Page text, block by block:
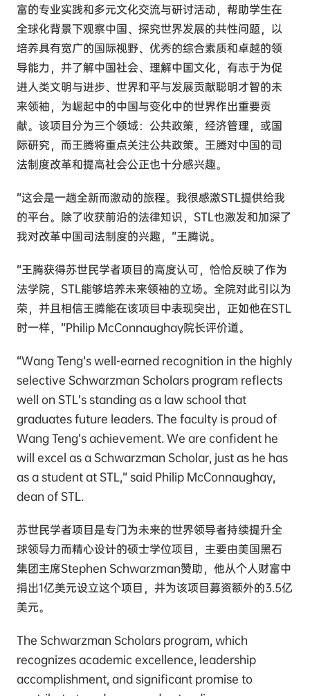
富的专业实践和多元文化交流与研讨活动，帮助学生在
全球化背景下观察中国、探究世界发展的共性问题，以
培养具有宽广的国际视野、优秀的综合素质和卓越的领
导能力，并了解中国社会、理解中国文化，有志于为促
进人类文明与进步、世界和平与发展贡献聪明才智的未
来领袖，为崛起中的中国与变化中的世界作出重要贡
献。该项目分为三个领域：公共政策，经济管理，或国
际研究，而王腾将重点关注公共政策。王腾对中国的司
法制度改革和提高社会公正也十分感兴趣。
“这会是一趟全新而激动的旅程。我很感激STL提供给我
的平台。除了收获前沿的法律知识，STL也激发和加深了
我对改革中国司法制度的兴趣，”王腾说。
“王腾获得苏世民学者项目的高度认可，恰恰反映了作为
法学院，STL能够培养未来领袖的立场。全院对此引以为
荣，并且相信王腾能在该项目中表现突出，正如他在STL
时一样，”Philip McConnaughay院长评价道。
“Wang Teng’s well-earned recognition in the highly
selective Schwarzman Scholars program reflects
well on STL’s standing as a law school that
graduates future leaders. The faculty is proud of
Wang Teng’s achievement. We are confident he
will excel as a Schwarzman Scholar, just as he has
as a student at STL,” said Philip McConnaughay,
dean of STL.
苏世民学者项目是专门为未来的世界领导者持续提升全
球领导力而精心设计的硕士学位项目，主要由美国黑石
集团主席Stephen Schwarzman赞助，他从个人财富中
捐出1亿美元设立这个项目，并为该项目募资额外的3.5亿
美元。
The Schwarzman Scholars program, which
recognizes academic excellence, leadership
accomplishment, and significant promise to